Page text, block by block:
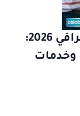
دليل تنظيف السيارة الاحترافي 2026:
وخدمات